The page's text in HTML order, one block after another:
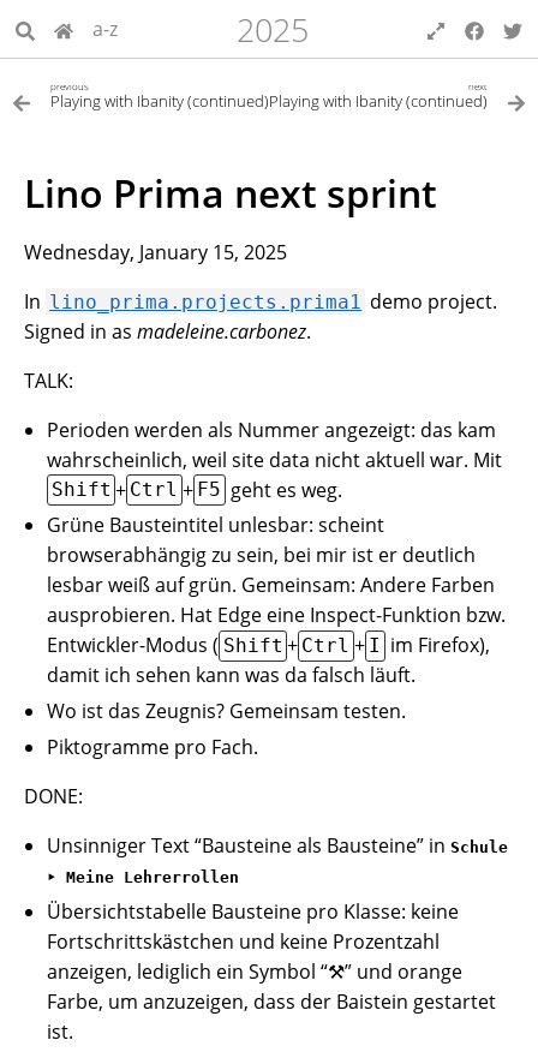
a-z 2025
previous
Playing with Ibanity (continued)
next
Playing with Ibanity (continued)
Lino Prima next sprint
Wednesday, January 15, 2025
In lino_prima.projects.prima1 demo project.
Signed in as madeleine.carbonez.
TALK:
Perioden werden als Nummer angezeigt: das kam
wahrscheinlich, weil site data nicht aktuell war. Mit
Shift + Ctrl + F5 geht es weg.
Grüne Bausteintitel unlesbar: scheint
browserabhängig zu sein, bei mir ist er deutlich
lesbar weiß auf grün. Gemeinsam: Andere Farben
ausprobieren. Hat Edge eine Inspect-Funktion bzw.
Entwickler-Modus ( Shift + Ctrl + I im Firefox),
damit ich sehen kann was da falsch läuft.
Wo ist das Zeugnis? Gemeinsam testen.
Piktogramme pro Fach.
DONE:
Unsinniger Text “Bausteine als Bausteine” inSchule
‣ Meine Lehrerrollen
Übersichtstabelle Bausteine pro Klasse: keine
Fortschrittskästchen und keine Prozentzahl
anzeigen, lediglich ein Symbol “⚒” und orange
Farbe, um anzuzeigen, dass der Baistein gestartet
ist.